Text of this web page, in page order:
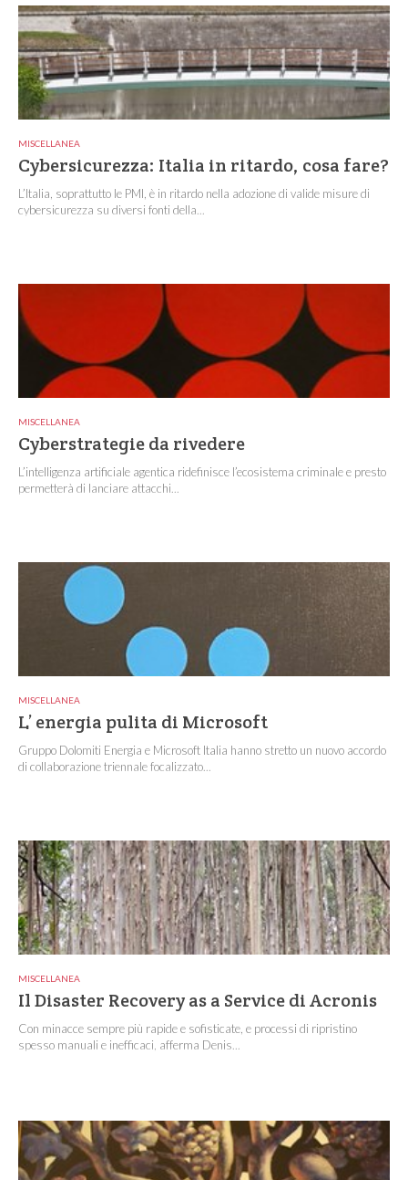
MISCELLANEA
Cybersicurezza: Italia in ritardo, cosa fare?
L’Italia, soprattutto le PMI, è in ritardo nella adozione di valide misure di
cybersicurezza su diversi fonti della...
MISCELLANEA
Cyberstrategie da rivedere
L’intelligenza artificiale agentica ridefinisce l’ecosistema criminale e presto
permetterà di lanciare attacchi...
MISCELLANEA
L’ energia pulita di Microsoft
Gruppo Dolomiti Energia e Microsoft Italia hanno stretto un nuovo accordo
di collaborazione triennale focalizzato...
MISCELLANEA
Il Disaster Recovery as a Service di Acronis
Con minacce sempre più rapide e sofisticate, e processi di ripristino
spesso manuali e inefficaci, afferma Denis...